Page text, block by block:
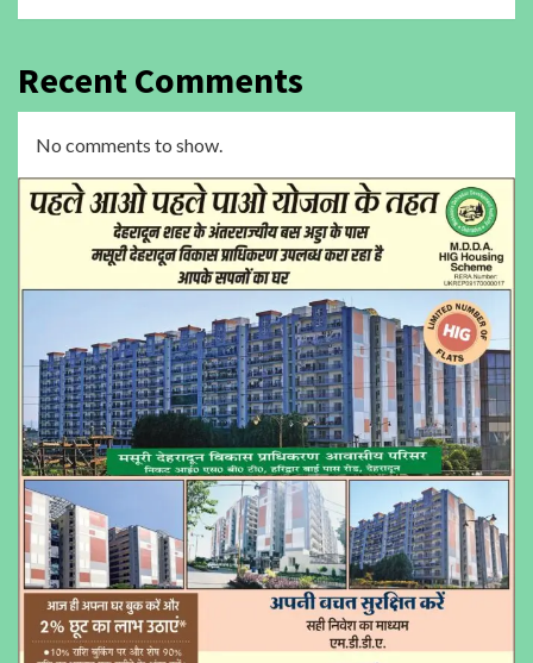
Recent Comments
No comments to show.